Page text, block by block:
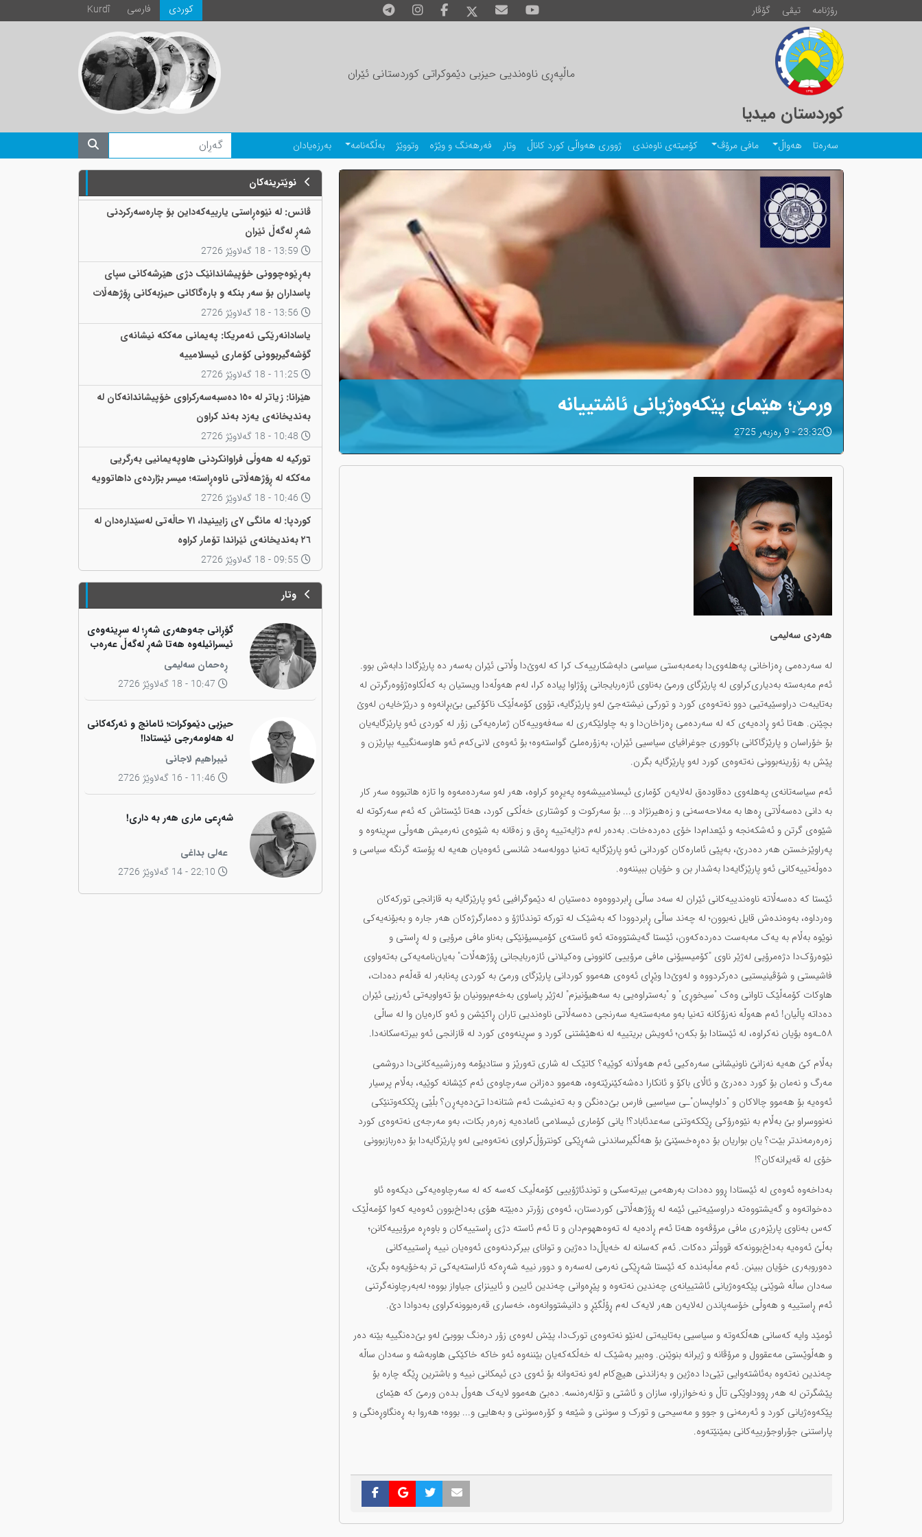
رۆژنامە تیڤی گۆڤار Kurdî فارسی كوردی
کوردستان میدیا
ماڵپەڕی ناوەندیی حیزبی دێموکراتی کوردستانی ئێران
سەرەتا هەواڵ مافی مرۆڤ کۆمیتەی ناوەندی ژووری هەواڵی کورد کاناڵ وتار فەرهەنگ و وێژە وتووێژ بەڵگەنامە بەرزەیادان
ورمێ؛ هێمای پێکەوەژیانی ئاشتییانە
23:32 - 9 رەزبەر 2725
هەردی سەلیمی
لە سەردەمی ڕەزاخانی پەهلەوی‌دا بەمەبەستی سیاسی دابەشکارییەک کرا کە لەوێ‌دا وڵاتی ئێران بەسەر دە پارێزگادا دابەش بوو.
ئەم مەبەستە بەدیاری‌کراوی لە پارێزگای ورمێ بەناوی ئازەربایجانی ڕۆژاوا پیادە کرا، لەم هەوڵەدا ویستیان بە کەڵکاوەژۆ‌وەرگرتن لە
بەتایبەت دراوسێیەتیی دوو نەتەوەی کورد و تورکی نیشتەجێ لەو پارێزگایە، تۆوی کۆمەڵێک ناکۆکیی بێ‌بڕانەوە و درێژخایەن لەوێ
بچێنن. هەتا ئەو ڕادەیەی کە لە سەردەمی ڕەزاخان‌دا و بە چاولێکەری لە سەفەوییەکان ژمارەیەکی زۆر لە کوردی ئەو پارێزگایەیان
بۆ خۆراسان و پارێزگاکانی باکووری جوغرافیای سیاسیی ئێران، بەزۆرەملێ گواستەوە؛ بۆ ئەوەی لانی‌کەم ئەو هاوسەنگییە بپارێزن و
پێش بە زۆرینەبوونی نەتەوەی کورد لەو پارێزگایە بگرن.
ئەم سیاسەتانەی پەهلەوی دەقاودەق لەلایەن کۆماری ئیسلامییشەوە پەیڕەو کراوە، هەر لەو سەردەمەوە وا تازە هاتبووە سەر کار
بە دانی دەسەڵاتی ڕەها بە مەلاحەسەنی و زەهیرنژاد و... بۆ سەرکوت و کوشتاری خەڵکی کورد، هەتا ئێستاش کە ئەم سەرکوتە لە
شێوەی گرتن و ئەشکەنجە و ئێعدام‌دا خۆی دەردەخات. بەدەر لەم دژایەتییە ڕەق و زەقانە بە شێوەی نەرمیش هەوڵی سڕینەوە و
پەراوێزخستن هەر دەدرێ، بەپێی ئامارەکان کوردانی ئەو پارێزگایە تەنیا دوولەسەد شانسی ئەوەیان هەیە لە پۆستە گرنگە سیاسی و
دەوڵەتییەکانی ئەو پارێزگایەدا بەشدار بن و خۆیان ببیننەوە.
ئێستا کە دەسەڵاتە ناوەندییەکانی ئێران لە سەد ساڵی ڕابردووەوە دەستیان لە دێموگرافیی ئەو پارێزگایە بە قازانجی تورکەکان
وەرداوە، بەوەندەش قایل نەبوون؛ لە چەند ساڵی ڕابردوودا کە بەشێک لە تورکە توندئاژۆ و دەمارگرژەکان هەر جارە و بەبۆنەیەکی
نوێوە بەڵام بە یەک مەبەست دەردەکەون، ئێستا گەیشتووەتە ئەو ئاستەی کۆمیسیۆنێکی بەناو مافی مرۆیی و لە ڕاستی و
نێوەرۆک‌دا دژەمرۆیی لەژێر ناوی "کۆمیسیۆنی مافی مرۆییی کانوونی وەکیلانی ئازەربایجانی ڕۆژهەڵات" بەیان‌نامەیەکی بەتەواوی
فاشیستی و شۆڤینیستیی دەرکردووە و لەوێ‌دا وێڕای ئەوەی هەموو کوردانی پارێزگای ورمێ بە کوردی پەنابەر لە قەڵەم دەدات،
هاوکات کۆمەڵێک تاوانی وەک "سیخوڕی" و "بەستراوەیی بە سەهیۆنیزم" لەژێر پاساوی بەخەم‌بوونیان بۆ تەواویەتی ئەرزیی ئێران
دەداتە پاڵیان! ئەم هەوڵە نەزۆکانە تەنیا بەو مەبەستەیە سەرنجی دەسەڵاتی ناوەندیی تاران ڕاکێشن و ئەو کارەیان وا لە ساڵی
٥٨ـەوە بۆیان نەکراوە، لە ئێستادا بۆ بکەن؛ ئەویش بریتییە لە نەهێشتنی کورد و سڕینەوەی کورد لە قازانجی ئەو بیرتەسکانەدا.
بەڵام کێ هەیە نەزانێ ناونیشانی سەرەکیی ئەم هەوڵانە کوێیە؟ کاتێک لە شاری تەورێز و ستادیۆمە وەرزشییەکانی‌دا دروشمی
مەرگ و نەمان بۆ کورد دەدرێ و ئاڵای باکۆ و ئانکارا دەشەکێنرێتەوە، هەموو دەزانن سەرچاوەی ئەم کێشانە کوێیە، بەڵام پرسیار
ئەوەیە بۆ هەموو چالاکان و "دلواپسان"ـی سیاسیی فارس بێ‌دەنگن و بە تەنیشت ئەم شتانەدا تێ‌دەپەڕن؟ بڵێی ڕێککەوتنێکی
نەنووسراو بێ بەڵام بە نێوەرۆکی ڕێککەوتنی سەعدئاباد؟! یانی کۆماری ئیسلامی ئامادەیە زەرەر بکات، بەو مەرجەی نەتەوەی کورد
زەرەرمەندتر بێت؟ یان بواریان بۆ دەڕەخسێنێ بۆ هەڵگیرساندنی شەڕێکی کونترۆڵ‌کراوی نەتەوەیی لەو پارێزگایەدا بۆ دەربازبوونی
خۆی لە قەیرانەکان؟!
بەداخەوە ئەوەی لە ئێستادا ڕوو دەدات بەرهەمی بیرتەسکی و توندئاژۆییی کۆمەڵیک کەسە کە لە سەرچاوەیەکی دیکەوە ئاو
دەخواتەوە و گەیشتووەتە دراوسێیەتیی ئێمە لە ڕۆژهەڵاتی کوردستان، ئەوەی زۆرتر دەبێتە هۆی بەداخ‌بوون ئەوەیە کەوا کۆمەڵێک
کەس بەناوی پارێزەری مافی مرۆڤەوە هەتا ئەم ڕادەیە لە تەوەههوم‌دان و تا ئەم ئاستە دژی ڕاستییەکان و باوەڕە مرۆیییەکانن؛
بەڵێ ئەوەیە بەداخ‌بوونەکە قووڵتر دەکات. ئەم کەسانە لە خەیاڵ‌دا دەژین و توانای بیرکردنەوەی ئەوەیان نییە ڕاستییەکانی
دەوروبەری خۆیان ببینن. ئەم مەڵبەندە کە ئێستا شەڕێکی نەرمی لەسەرە و دوور نییە شەڕەکە ئاراستەیەکی تر بەخۆیەوە بگرێ،
سەدان ساڵە شوێنی پێکەوەژیانی ئاشتییانەی چەندین نەتەوە و پێڕەوانی چەندین ئایین و ئایینزای جیاواز بووە؛ لەبەرچاونەگرتنی
ئەم ڕاستییە و هەوڵی خۆسەپاندن لەلایەن هەر لایەک لەم ڕۆڵگێڕ و دانیشتووانەوە، خەساری قەرەبوونەکراوی بەدوادا دێ.
ئومێد وایە کەسانی هەڵکەوتە و سیاسیی بەتایبەتی لەنێو نەتەوەی تورک‌دا، پێش لەوەی زۆر درەنگ بووبێ لەو بێ‌دەنگییە بێنە دەر
و هەڵوێستی مەعقوول و مرۆڤانە و ژیرانە بنوێنن. وەبیر بەشێک لە خەڵکەکەیان بێننەوە ئەو خاکە خاکێکی هاوبەشە و سەدان ساڵە
چەندین نەتەوە بەئاشتەوایی تێی‌دا دەژین و بەزاندنی هیچ‌کام لەو نەتەوانە بۆ ئەوی دی ئیمکانی نییە و باشترین ڕێگە چارە بۆ
پێشگرتن لە هەر ڕووداوێکی تاڵ و نەخوازراو، سازان و ئاشتی و تۆلەرەنسە. دەبێ هەموو لایەک هەوڵ بدەن ورمێ کە هێمای
پێکەوەژیانی کورد و ئەرمەنی و جوو و مەسیحی و تورک و سوننی و شێعە و کۆرەسوننی و بەهایی و... بووە؛ هەروا بە ڕەنگاوڕەنگی و
پاراستنی جۆراوجۆرییەکانی بمێنێتەوە.
نوێترینەکان
ڤانس: لە نێوەڕاستی یارییەکەداین بۆ چارەسەرکردنی
شەڕ لەگەڵ ئێران
بەڕێوەچوونی خۆپیشاندانێک دژی هێرشەکانی سپای
پاسداران بۆ سەر بنکە و بارەگاکانی حیزبەکانی ڕۆژهەڵات
یاسادانەرێکی ئەمریکا: پەیمانی مەککە نیشانەی
گۆشەگیربوونی کۆماری ئیسلامییە
هێرانا: زیاتر لە ١٥٠ دەسبەسەرکراوی خۆپیشاندانەکان لە
بەندیخانەی یەزد بەند کراون
تورکیە لە هەوڵی فراوانکردنی هاوپەیمانیی بەرگریی
مەککە لە ڕۆژهەڵاتی ناوەڕاستە؛ میسر بژاردەی داهاتوویە
کوردپا: لە مانگی ٧ی زایینیدا، ٧١ حاڵەتی لەسێدارەدان لە
٢٦ بەندیخانەی ئێراندا تۆمار کراوە
وتار
گۆڕانی جەوهەری شەڕ؛ لە سڕینەوەی
ئیسرائیلەوە هەتا شەڕ لەگەڵ عەرەب
ڕەحمان سەلیمی
10:47 - 18 گەلاوێژ 2726
حیزبی دێموکرات؛ ئامانج و ئەرکەکانی
لە هەلومەرجی ئێستادا!
ئیبراهیم لاجانی
11:46 - 16 گەلاوێژ 2726
شەڕعی ماری هەر بە داری!
عەلی بداغی
22:10 - 14 گەلاوێژ 2726